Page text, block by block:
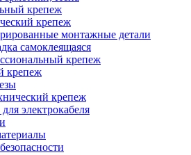
крепеж
крепеж
монтажные детали
самоклеящаяся
крепеж
крепеж
крепеж
электрокабеля